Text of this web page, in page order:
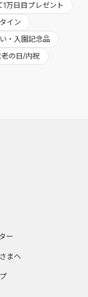
1万日目プレゼント
イン
・入園記念品
の日/内祝
ー
まへ